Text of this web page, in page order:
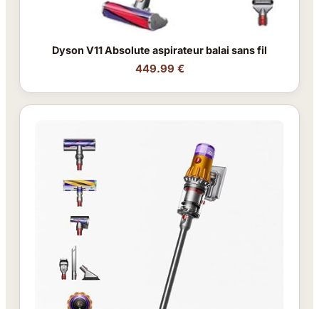
Dyson V11 Absolute aspirateur balai sans fil
449.99 €